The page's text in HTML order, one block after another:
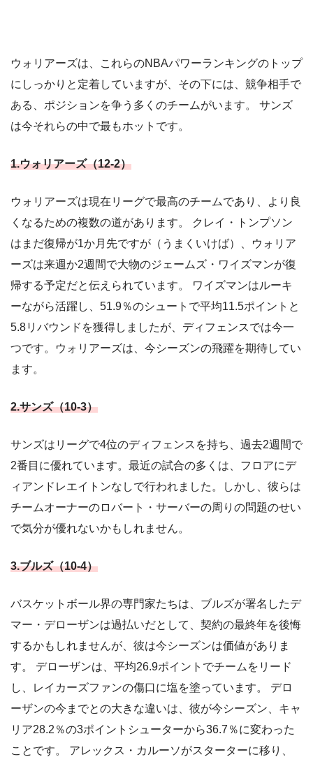
ウォリアーズは、これらのNBAパワーランキングのトップ
にしっかりと定着していますが、その下には、競争相手で
ある、ポジションを争う多くのチームがいます。 サンズ
は今それらの中で最もホットです。
1.ウォリアーズ（12-2）
ウォリアーズは現在リーグで最高のチームであり、より良
くなるための複数の道があります。 クレイ・トンプソン
はまだ復帰が1か月先ですが（うまくいけば）、ウォリア
ーズは来週か2週間で大物のジェームズ・ワイズマンが復
帰する予定だと伝えられています。 ワイズマンはルーキ
ーながら活躍し、51.9％のシュートで平均11.5ポイントと
5.8リバウンドを獲得しましたが、ディフェンスでは今一
つです。ウォリアーズは、今シーズンの飛躍を期待してい
ます。
2.サンズ（10-3）
サンズはリーグで4位のディフェンスを持ち、過去2週間で
2番目に優れています。最近の試合の多くは、フロアにデ
ィアンドレエイトンなしで行われました。しかし、彼らは
チームオーナーのロバート・サーバーの周りの問題のせい
で気分が優れないかもしれません。
3.ブルズ（10-4）
バスケットボール界の専門家たちは、ブルズが署名したデ
マー・デローザンは過払いだとして、契約の最終年を後悔
するかもしれませんが、彼は今シーズンは価値がありま
す。 デローザンは、平均26.9ポイントでチームをリード
し、レイカーズファンの傷口に塩を塗っています。 デロ
ーザンの今までとの大きな違いは、彼が今シーズン、キャ
リア28.2％の3ポイントシューターから36.7％に変わった
ことです。 アレックス・カルーソがスターターに移り、